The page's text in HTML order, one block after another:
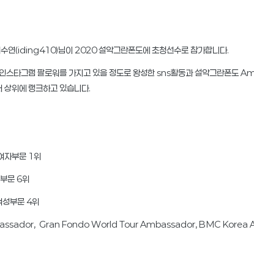
수연(iding410)님이 2020 설악그란폰도에 초청선수로 참가합니다.
인스타그램 팔로워를 가지고 있을 정도로 왕성한 sns활동과 설
상위에 랭크하고 있습니다.
자부문 1위
문 6위
부문 4위
Gran Fondo World Tour Ambassador, BMC Korea